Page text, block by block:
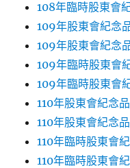
108年臨時股東會
109年股東會紀念
109年股東會紀念
109年臨時股東會
109年臨時股東會
110年股東會紀念品
110年股東會紀念
110年臨時股東會
110年臨時股東會